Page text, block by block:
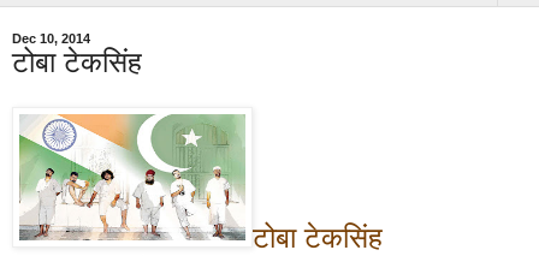
Dec 10, 2014
टोबा टेकसिंह
टोबा टेकसिंह